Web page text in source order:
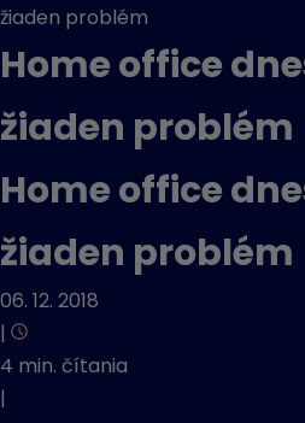
žiaden problém
Home office
žiaden problém
Home office
žiaden problém
06. 12. 2018
|
4 min. čítania
|